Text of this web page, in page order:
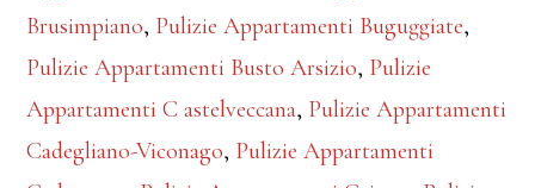
Brusimpiano, Pulizie Appartamenti Buguggiate,
Pulizie Appartamenti Busto Arsizio, Pulizie
Appartamenti C astelveccana, Pulizie Appartamenti
Cadegliano-Viconago, Pulizie Appartamenti